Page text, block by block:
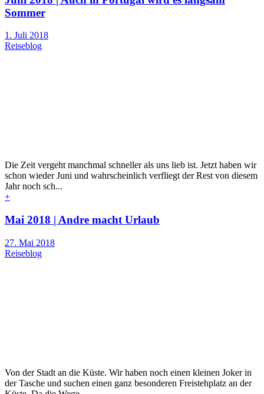
Sommer
1. Juli 2018
Reiseblog
Die Zeit vergeht manchmal schneller als uns lieb ist. Jetzt haben wir
schon wieder Juni und wahrscheinlich verfliegt der Rest von diesem
Jahr noch sch...
+
Mai 2018 | Andre macht Urlaub
27. Mai 2018
Reiseblog
Von der Stadt an die Küste. Wir haben noch einen kleinen Joker in
der Tasche und suchen einen ganz besonderen Freistehplatz an der